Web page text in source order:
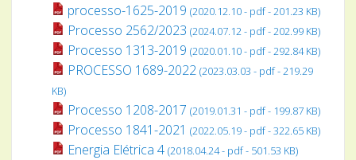
processo-1625-2019 (2020.12.10 - pdf - 201.23 KB)
Processo 2562/2023 (2024.07.12 - pdf - 202.99 KB)
Processo 1313-2019 (2020.01.10 - pdf - 292.84 KB)
PROCESSO 1689-2022 (2023.03.03 - pdf - 219.29
KB)
Processo 1208-2017 (2019.01.31 - pdf - 199.87 KB)
Processo 1841-2021 (2022.05.19 - pdf - 322.65 KB)
Energia Elétrica 4 (2018.04.24 - pdf - 501.53 KB)